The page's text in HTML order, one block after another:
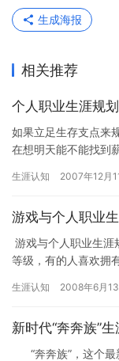
生成海报
相关推荐
个人职业生涯规
如果立足生存支点来
在想明天能不能找到
间，而技…
生涯认知 2007年12月
游戏与个人职业
游戏与个人职业生涯
等级，有的人喜欢拥
生涯认知 2008年6月
新时代“奔奔族”
“奔奔族”，这个最